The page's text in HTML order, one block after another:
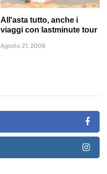
All'asta tutto, anche i
viaggi con lastminute tour
Agosto 21, 2008